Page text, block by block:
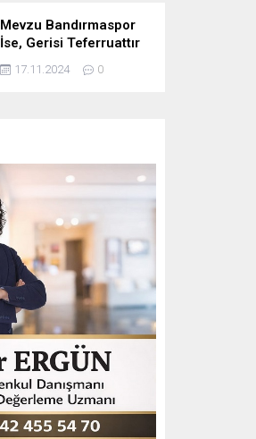
Mevzu Bandırmaspor
İse, Gerisi Teferruattır
17.11.2024 0